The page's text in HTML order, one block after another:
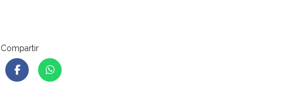
Compartir